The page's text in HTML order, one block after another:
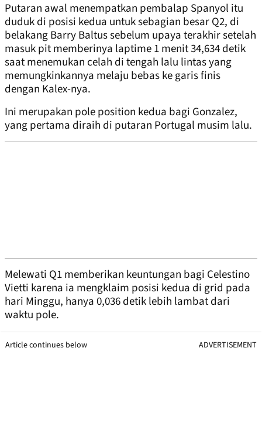
Putaran awal menempatkan pembalap Spanyol itu
duduk di posisi kedua untuk sebagian besar Q2, di
belakang Barry Baltus sebelum upaya terakhir setelah
masuk pit memberinya laptime 1 menit 34,634 detik
saat menemukan celah di tengah lalu lintas yang
memungkinkannya melaju bebas ke garis finis
dengan Kalex-nya.
Ini merupakan pole position kedua bagi Gonzalez,
yang pertama diraih di putaran Portugal musim lalu.
Melewati Q1 memberikan keuntungan bagi Celestino
Vietti karena ia mengklaim posisi kedua di grid pada
hari Minggu, hanya 0,036 detik lebih lambat dari
waktu pole.
Article continues below ADVERTISEMENT